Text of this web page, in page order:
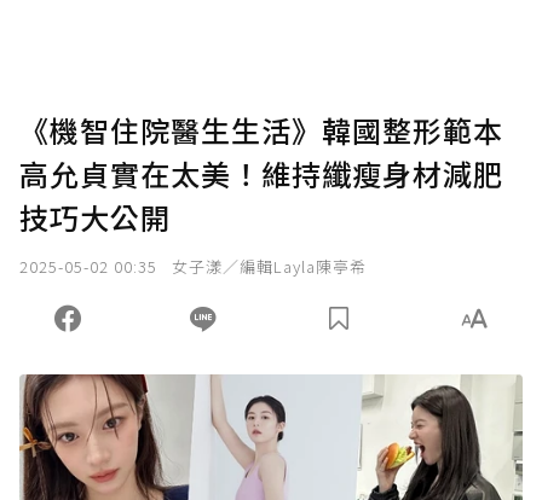
《機智住院醫生生活》韓國整形範本
高允貞實在太美！維持纖瘦身材減肥
技巧大公開
2025-05-02 00:35 女子漾／編輯Layla陳亭希